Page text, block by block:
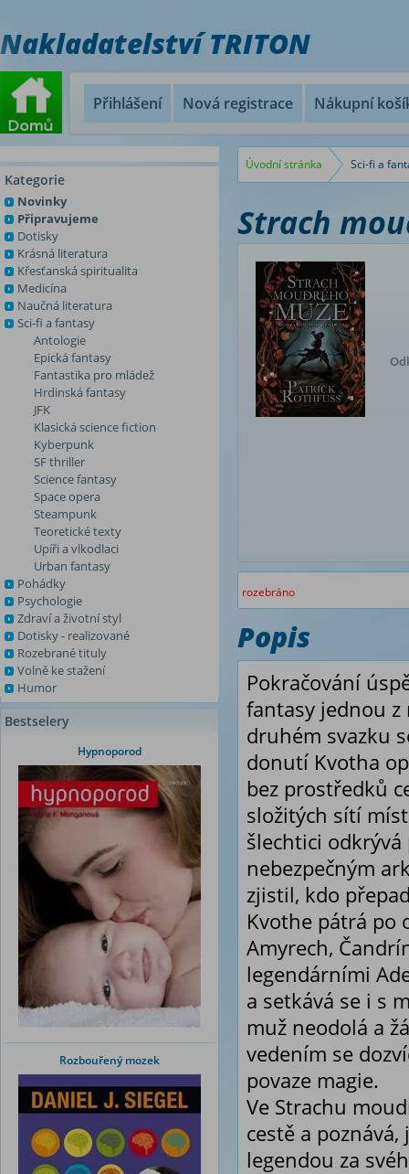
Nakladatelství TRITON
Přihlášení Nová registrace Nákupní
Kategorie
Novinky
Připravujeme
Dotisky
Krásná literatura
Křesťanská spiritualita
Medicína
Naučná literatura
Sci-fi a fantasy
Antologie
Epická fantasy
Fantastika pro mládež
Hrdinská fantasy
JFK
Klasická science fiction
Kyberpunk
SF thriller
Science fantasy
Space opera
Steampunk
Teoretické texty
Upíři a vlkodlaci
Urban fantasy
Pohádky
Psychologie
Zdraví a životní styl
Dotisky - realizované
Rozebrané tituly
Volně ke stažení
Humor
Bestselery
Hypnoporod
Rozbouřený mozek
Úvodní stránka Sci-fi a
Strach
rozebráno
Popis
Pokračování
fantasy jednou z
druhém svazku
donutí Kvotha
bez prostředků
složitých sítí
šlechtici
nebezpečným
zjistil, kdo
Kvothe pátrá po
Amyrech,
legendárními
a setkává se i s
muž neodolá a
vedením se
povaze magie.
Ve Strachu
cestě a
legendou za